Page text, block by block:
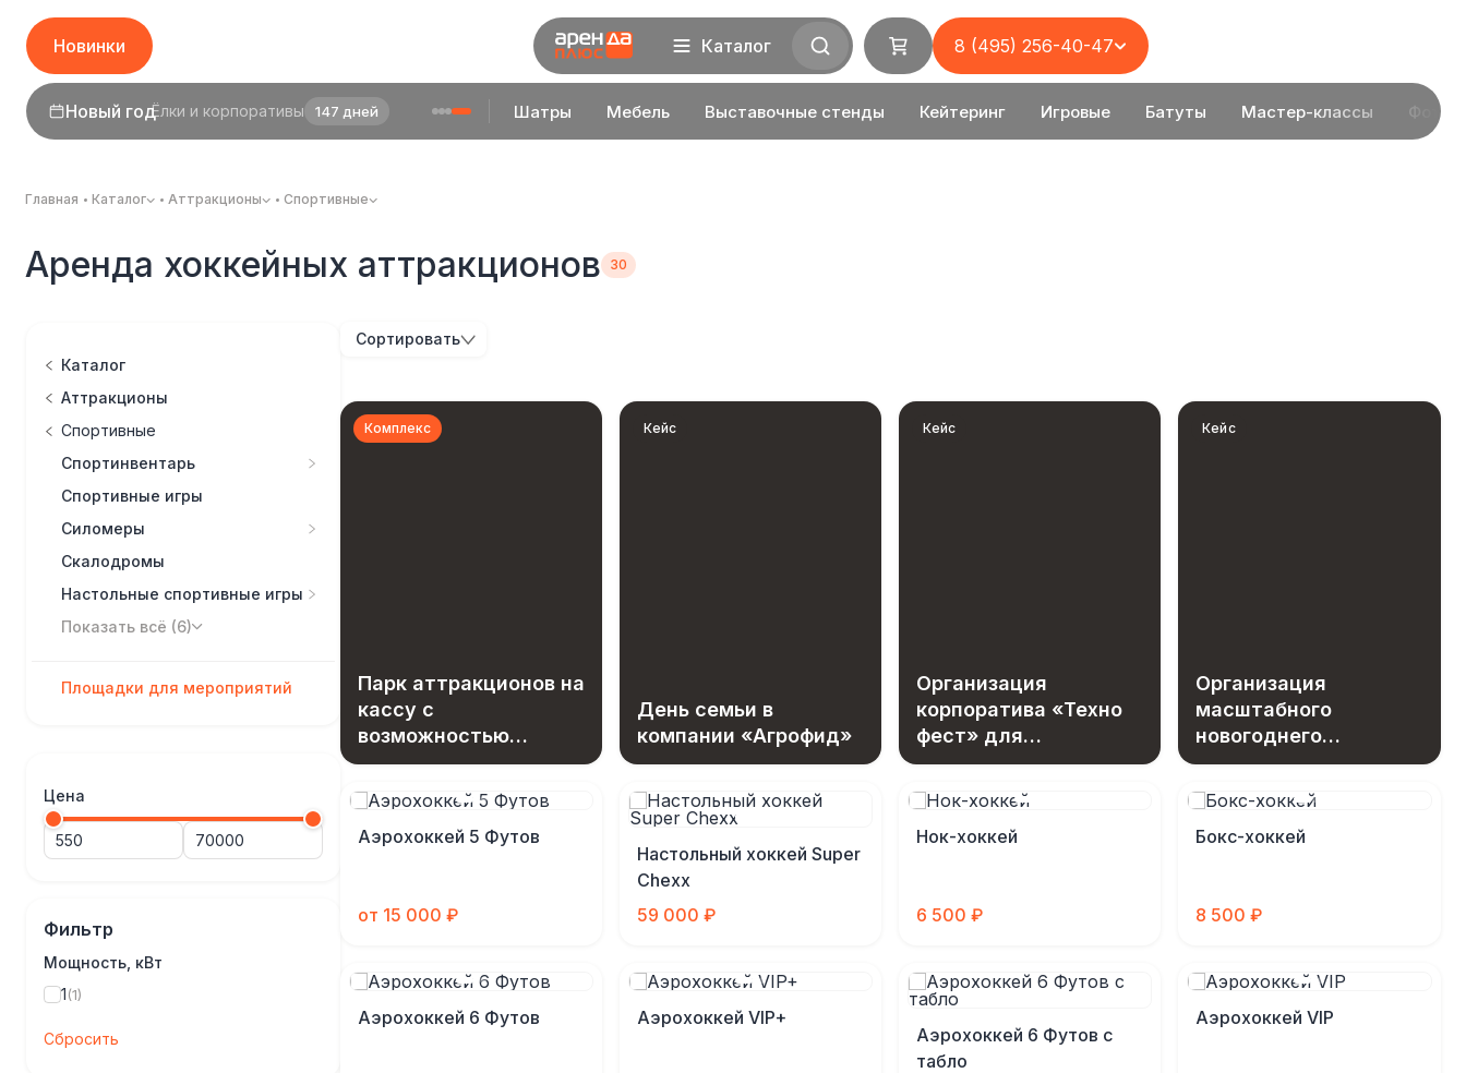
Новинки
Новый годЁлки и корпоративы 147 дней Шатры Мебель Выставочные стенды Кейтеринг Игровые Батуты Мастер-классы
Каталог 8 (495) 256-40-47
Главная Каталог Аттракционы Спортивные
Аренда хоккейных аттракционов
Каталог
Аттракционы
Спортивные
Спортинвентарь
Спортивные игры
Силомеры
Скалодромы
Настольные спортивные игры
Показать всё (6)
Площадки для мероприятий
Цена
Фильтр
Мощность, кВт
1(1)
Сбросить
Сортировать
Комплекс
Парк аттракционов на
кассу с
возможностью
вашего заработка
Кейс
День семьи в
компании «Агрофид»
Кейс
Организация
корпоратива «Техно
фест» для
сотрудников МГТС
Кейс
Организация
масштабного
новогоднего
праздника с
эксклюзивным
игровым
оборудованием
Аэрохоккей 5 Футов
от 15 000 ₽
Настольный хоккей Super
Chexx
59 000 ₽
Нок-хоккей
6 500 ₽
Бокс-хоккей
8 500 ₽
Аэрохоккей 6 Футов Аэрохоккей VIP+
Аэрохоккей 6 Футов с
табло
Аэрохоккей VIP